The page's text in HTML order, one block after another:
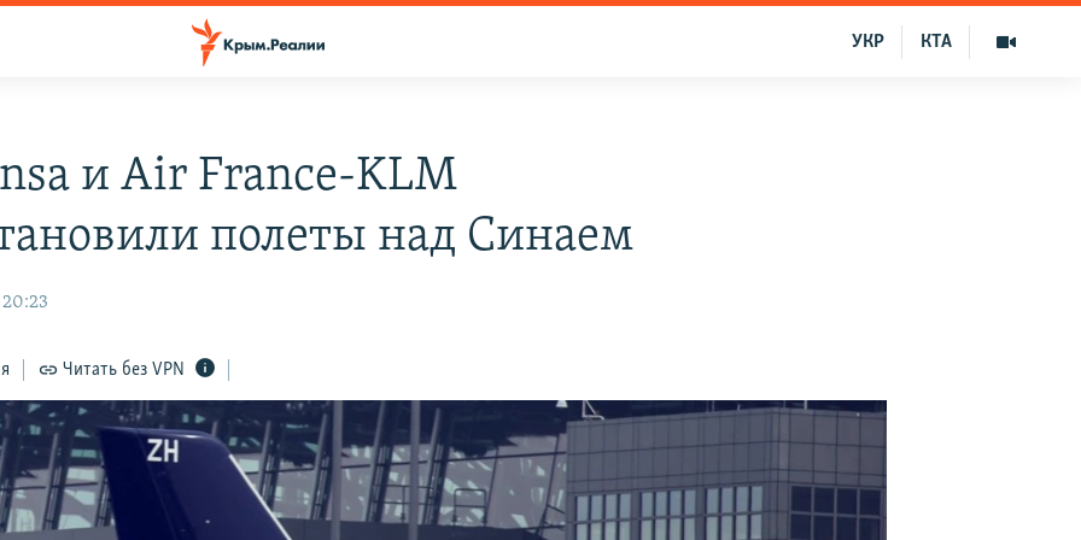
КТА
УКР
и Air France-KLM
полеты над Синаем
20:23
Читать без VPN